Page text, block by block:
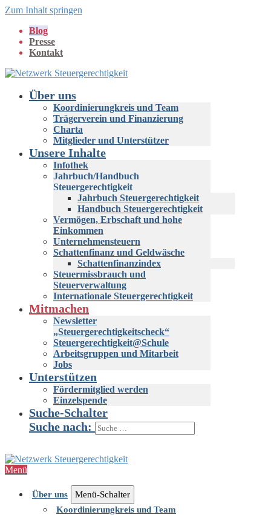
Zum Inhalt springen
Blog
Presse
Kontakt
Über uns
Koordinierungkreis und Team
Trägerverein und Finanzierung
Charta
Mitglieder und Unterstützer
Unsere Inhalte
Infothek
Jahrbuch/Handbuch
Steuergerechtigkeit
Jahrbuch Steuergerechtigkeit
Handbuch Steuergerechtigkeit
Vermögen, Erbschaft und hohe
Einkommen
Unternehmensteuern
Schattenfinanz und Geldwäsche
Schattenfinanzindex
Steuermissbrauch und
Steuerverwaltung
Internationale Steuergerechtigkeit
Mitmachen
Newsletter
„Steuergerechtigkeitscheck“
Steuergerechtigkeit@Schule
Arbeitsgruppen und Mitarbeit
Jobs
Unterstützen
Fördermitglied werden
Einzelspende
Suche-Schalter
Suche nach:
Menü
Über uns
Menü-Schalter
Koordinierungkreis und Team